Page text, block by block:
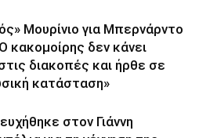
Μουρίνιο για Μπερνάρντο
κακομοίρης δεν κάνει
διακοπές και ήρθε σε
κατάσταση»
στον Γιάννη